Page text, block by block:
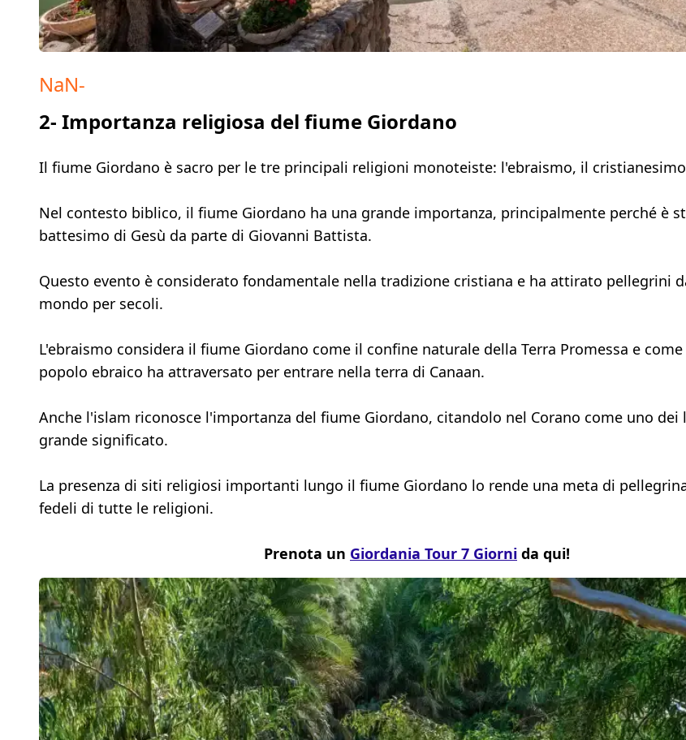
NaN-
2- Importanza religiosa del fiume Giordano
Il fiume Giordano è sacro per le tre principali religioni monoteiste: l'ebraismo, il
Nel contesto biblico, il fiume Giordano ha una grande importanza, principalmente perché è
battesimo di Gesù da parte di Giovanni Battista.
Questo evento è considerato fondamentale nella tradizione cristiana e ha attirato pellegrini
mondo per secoli.
L'ebraismo considera il fiume Giordano come il confine naturale della Terra Promessa e
popolo ebraico ha attraversato per entrare nella terra di Canaan.
Anche l'islam riconosce l'importanza del fiume Giordano, citandolo nel Corano come uno dei
grande significato.
La presenza di siti religiosi importanti lungo il fiume Giordano lo rende una meta di
fedeli di tutte le religioni.
Prenota un Giordania Tour 7 Giorni da qui!